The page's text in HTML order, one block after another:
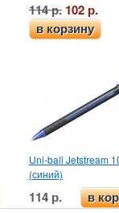
114 р. 102 р.
в корзину
Uni-ball Jetstream
(синий)
114 р. в